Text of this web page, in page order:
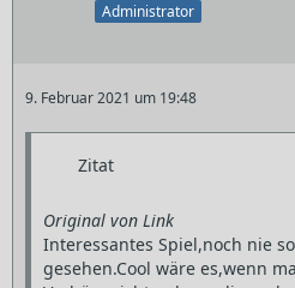
Administrator
9. Februar 2021 um 19:48
Zitat
Original von Link
Interessantes Spiel,noch nie
gesehen.Cool wäre es,wenn